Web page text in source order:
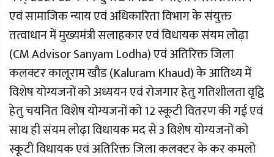
एवं सामाजिक न्याय एवं अधिकारिता विभाग के संयुक्त
तत्वाधान में मुख्यमंत्री सलाहकार एवं विधायक संयम लोढ़ा
(CM Advisor Sanyam Lodha) एवं अतिरिक्त जिला
कलक्टर कालूराम खौड (Kaluram Khaud) के आतिथ्य में
विशेष योग्यजनों को अध्ययन एवं रोजगार हेतु गतिशीलता वृद्वि
हेतु चयनित विशेष योग्यजनों को 12 स्कूटी वितरण की गई एवं
साथ ही संयम लोढ़ा विधायक मद से 3 विशेष योग्यजनों को
स्कूटी विधायक एवं अतिरिक्त जिला कलक्टर के कर कमलो